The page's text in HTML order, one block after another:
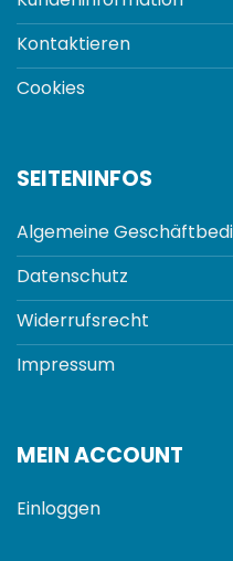
Kontaktieren
Cookies
SEITENINFOS
Algemeine
Datenschutz
Widerrufsrecht
Impressum
MEIN ACCOUNT
Einloggen